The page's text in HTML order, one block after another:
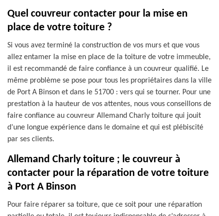
Quel couvreur contacter pour la mise en
place de votre toiture ?
Si vous avez terminé la construction de vos murs et que vous
allez entamer la mise en place de la toiture de votre immeuble,
il est recommandé de faire confiance à un couvreur qualifié. Le
même problème se pose pour tous les propriétaires dans la ville
de Port A Binson et dans le 51700 : vers qui se tourner. Pour une
prestation à la hauteur de vos attentes, nous vous conseillons de
faire confiance au couvreur Allemand Charly toiture qui jouit
d’une longue expérience dans le domaine et qui est plébiscité
par ses clients.
Allemand Charly toiture ; le couvreur à
contacter pour la réparation de votre toiture
à Port A Binson
Pour faire réparer sa toiture, que ce soit pour une réparation